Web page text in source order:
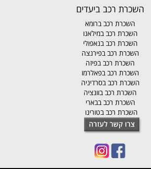
השכרת רכב ביעדים
השכרת רכב ברומא
השכרת רכב במילאנו
השכרת רכב בנאפולי
השכרת רכב בפירנצה
השכרת רכב בפיזה
השכרת רכב בפאלרמו
השכרת רכב בסרדיניה
השכרת רכב בוונציה
השכרת רכב בבארי
השכרת רכב בטורינו